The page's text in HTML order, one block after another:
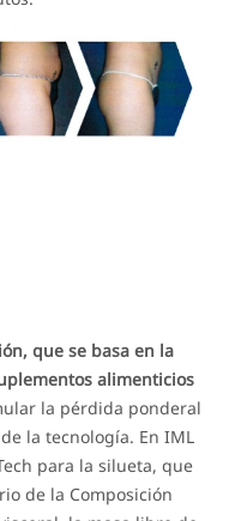
que se basa en la
alimenticios
la pérdida ponderal
la tecnología. En IML
para la silueta, que
de la Composición